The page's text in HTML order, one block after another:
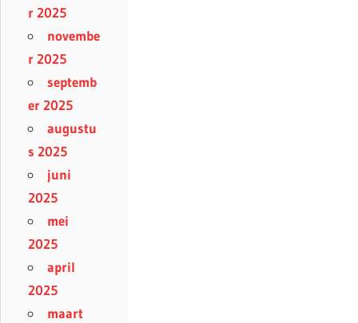
r 2025
novembe
r 2025
septemb
er 2025
augustu
s 2025
juni
2025
mei
2025
april
2025
maart